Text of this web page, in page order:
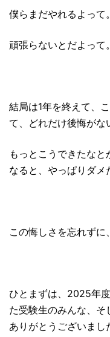
僕らまだやれるよって。
頑張らないとだよって。
結局は1年を終えて、
て、どれだけ後悔がな
もっとこうできたな
なると、やっぱりダメ
この悔しさを忘れずに
ひとまずは、2025年
た受験生のみんな、そ
ありがとうございまし